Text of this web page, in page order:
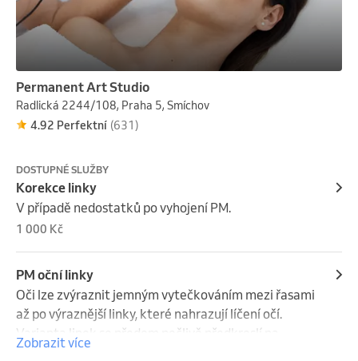
Permanent Art Studio
Radlická 2244/108, Praha 5, Smíchov
4.92 Perfektní (631)
DOSTUPNÉ SLUŽBY
Korekce linky
V případě nedostatků po vyhojení PM.
1 000 Kč
PM oční linky
Oči lze zvýraznit jemným vytečkováním mezi řasami
až po výraznější linky, které nahrazují líčení očí.
Varianta linek se předem pečlivě předkreslí na
odlíčených očích.
Zobrazit více